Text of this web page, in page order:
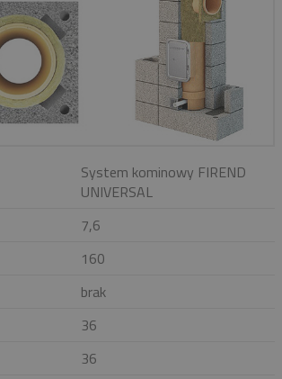
System kominowy FIREND
UNIVERSAL
7,6
160
brak
36
36